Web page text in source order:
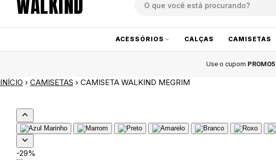
ACESSÓRIOS CALÇAS CAMISETAS
Use o cupom PROMO5
INÍCIO › CAMISETAS › CAMISETA WALKIND MEGRIM
-29%